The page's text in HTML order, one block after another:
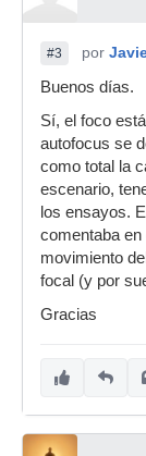
#3 por
Buenos días.
Sí, el foco
autofocus se
como total la
escenario,
los ensayos.
comentaba
movimiento
focal (y por
Gracias